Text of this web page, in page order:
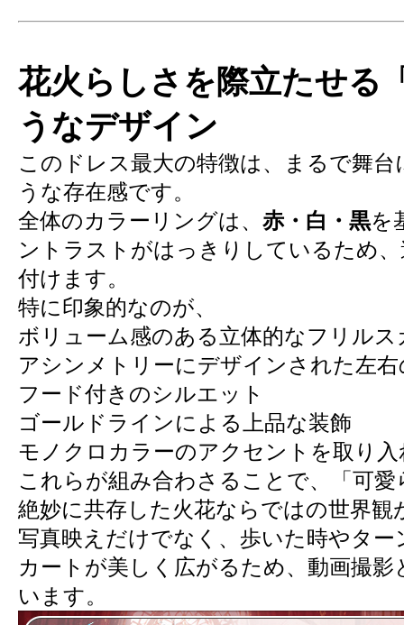
花火らしさを際立たせる
うなデザイン
このドレス最大の特徴は、まるで舞
うな存在感です。
全体のカラーリングは、 赤・白・黒を
ントラストがはっきりしているため
付けます。
特に印象的なのが、
ボリューム感のある立体的なフリルス
アシンメトリーにデザインされた左
フード付きのシルエット
ゴールドラインによる上品な装飾
モノクロカラーのアクセントを取り
これらが組み合わさることで、「可
絶妙に共存した火花ならではの世界観
写真映えだけでなく、歩いた時やタ
カートが美しく広がるため、動画撮
います。